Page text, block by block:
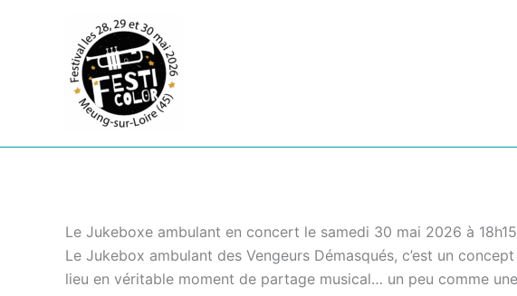
Le Jukeboxe ambulant en concert le samedi 30 mai 2026 à
Le Jukebox ambulant des Vengeurs Démasqués, c’est un
lieu en véritable moment de partage musical… un peu comme